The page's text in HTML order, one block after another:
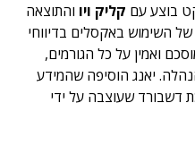
בוצע עם קליק ויו והתוצאה
השימוש באקסלים בדיווחי
ואמין על כל הגורמים,
יאנג הוסיפה שהמידע
דשבורד שעוצבה על ידי